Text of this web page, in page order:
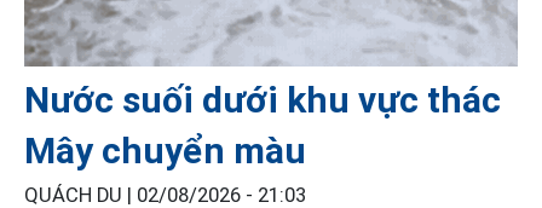
Nước suối dưới khu vực thác
Mây chuyển màu
QUÁCH DU | 02/08/2026 - 21:03